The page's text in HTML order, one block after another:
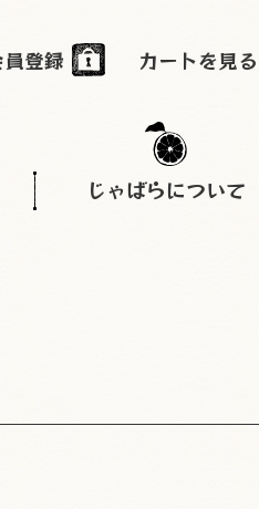
登録 カートを見る
じゃばらについて